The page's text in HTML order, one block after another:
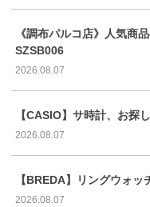
《調布パルコ店》人気商
SZSB006
2026.08.07
【CASIO】サ時計、お探
2026.08.07
【BREDA】リングウォッ
2026.08.07